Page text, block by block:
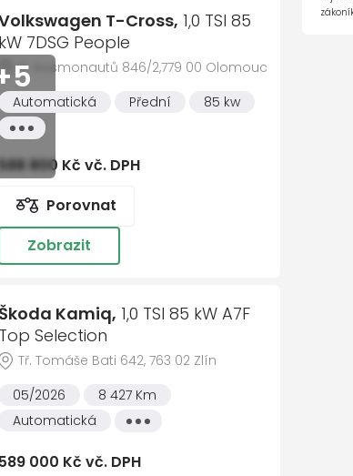
zamykání
T-Cross, 1,0 TSI 85
kW 7DSG People
tř. Kosmonautů 846/2,779 00 Olomouc
Automatická
Přední
85 kw
Všechny
vlastnosti
588 800 Kč vč. DPH
Porovnat
Zobrazit
Škoda Kamiq, 1,0 TSI 85 kW A7F
Top Selection
Tř. Tomáše Bati 642, 763 02 Zlín
05/2026
8 427 Km
Automatická
Všechny
589 000 Kč vč. DPH
nám vzkaz 2
*
adresa *
se zpracováním